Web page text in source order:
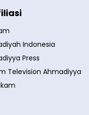
Indonesia
Press
Television Ahmadiyya